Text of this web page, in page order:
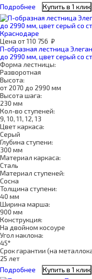
Подробнее
Купить в 1 клик
Цена от110 756 ₽
П-образная лестница
до 2990 мм, цвет серый со
Форма лестницы:
Разворотная
Высота:
от 2070 до 2990 мм
Высота шага:
230 мм
Кол-во ступеней:
9, 10, 11, 12, 13
Цвет каркаса:
Серый
Глубина ступени:
300 мм
Материал каркаса:
Сталь
Материал ступеней:
Сосна
Толщина ступени:
40 мм
Ширина марша:
900 мм
Конструкция:
На двойном косоуре
Угол наклона:
45°
Срок гарантии (на
25 лет
Подробнее
Купить в 1 клик